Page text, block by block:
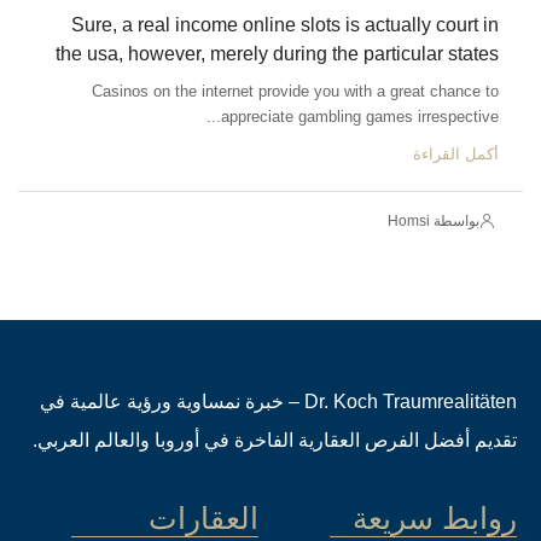
Sure, a real income online slots is actually court in
the usa, however, merely during the particular states
Casinos on the internet provide you with a great chance to
appreciate gambling games irrespective...
أكمل القراءة
بواسطة Homsi
Dr. Koch Traumrealitäten – خبرة نمساوية ورؤية عالمية في
تقديم أفضل الفرص العقارية الفاخرة في أوروبا والعالم العربي.
روابط سريعة العقارات